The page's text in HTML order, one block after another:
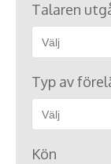
Talaren
Typ av
Kön